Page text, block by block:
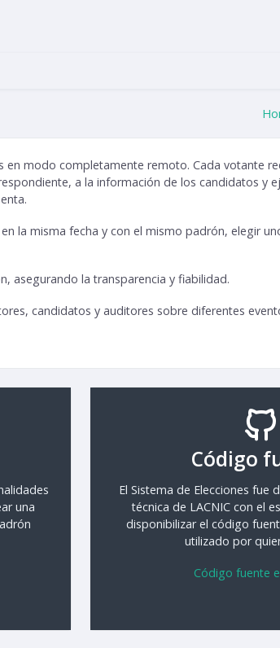
en modo completamente remoto. Cada votante
a la información de los candidatos y
la misma fecha y con el mismo padrón, elegir
asegurando la transparencia y fiabilidad.
candidatos y auditores sobre diferentes
una
Código
El Sistema de Elecciones fue
técnica de LACNIC con el
disponibilizar el código
utilizado por
Código fuente